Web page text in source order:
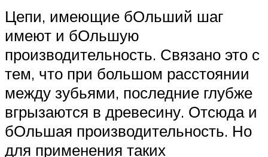
Цепи, имеющие бОльший шаг
имеют и бОльшую
производительность. Связано это с
тем, что при большом расстоянии
между зубьями, последние глубже
вгрызаются в древесину. Отсюда и
бОльшая производительность. Но
для применения таких